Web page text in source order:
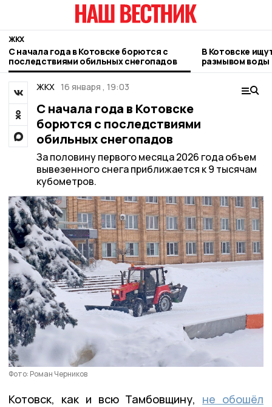
ЖКХ
С начала года в Котовске борются с
последствиями обильных снегопадов
В Котовске
размывом воды
двух улиц
ЖКХ 16 января , 19:03
С начала года в Котовске
борются с последствиями
обильных снегопадов
За половину первого месяца 2026 года объем
вывезенного снега приближается к 9 тысячам
кубометров.
Фото: Роман Черников
Котовск, как и всю Тамбовщину, не обошёл